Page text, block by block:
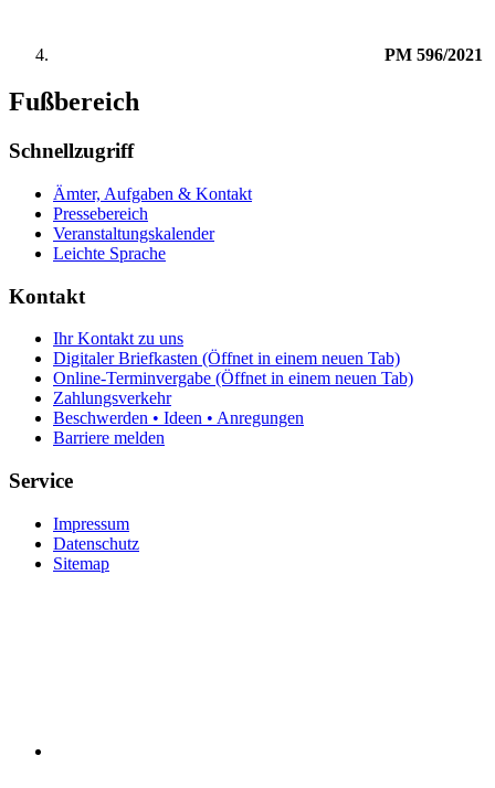
PM 596/2021
Fußbereich
Schnellzugriff
Ämter, Aufgaben & Kontakt
Pressebereich
Veranstaltungskalender
Leichte Sprache
Kontakt
Ihr Kontakt zu uns
Digitaler Briefkasten (Öffnet in einem neuen Tab)
Online-Terminvergabe (Öffnet in einem neuen Tab)
Zahlungsverkehr
Beschwerden • Ideen • Anregungen
Barriere melden
Service
Impressum
Datenschutz
Sitemap